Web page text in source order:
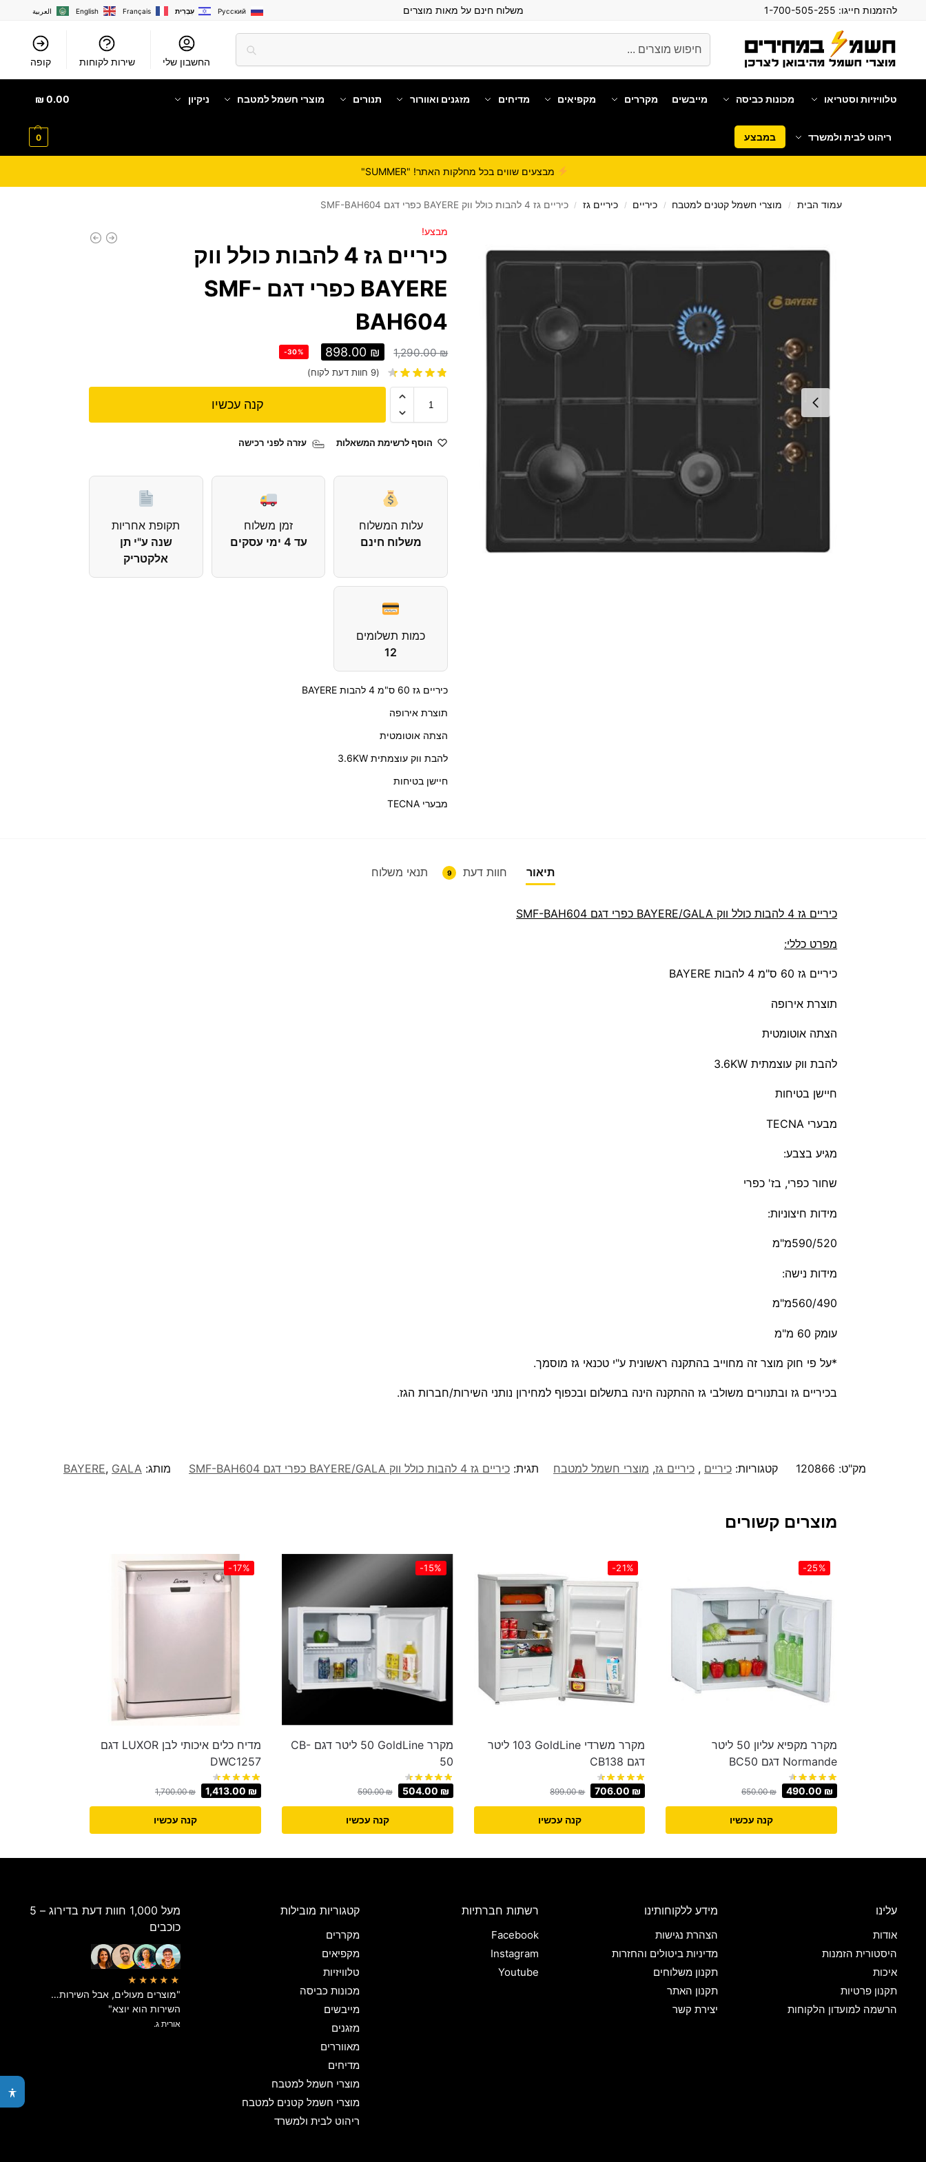
להזמנות חייגו: משלוח חינם על מאות מוצרים العربية English Français עִבְרִית Русский
החשבון שלי שירות לקוחות קופה
טלוויזיות וסטריאו מכונות כביסה מייבשים מקררים מקפיאים מדיחים מזגנים ואוורור תנורים מוצרי חשמל למטבח ניקיון
ריהוט לבית ולמשרד במבצע
0.00
₪
0
מבצעים שווים בכל מחלקות האתר! "SUMMER"
עמוד הבית / מוצרי חשמל קטנים למטבח / כיריים / כיריים גז / כיריים גז 4 להבות כולל ווק BAYERE כפרי דגם SMF-BAH604
מבצע!
כיריים גז 4 להבות כולל ווק
BAYERE כפרי דגם SMF-
BAH604
1,290.00₪
898.00 ₪
-30%
(
9 חוות דעת לקוח)
קנה עכשיו
הוסף לרשימת המשאלות עזרה לפני רכישה
עלות המשלוח
משלוח חינם
זמן משלוח
עד 4 ימי עסקים
תקופת אחריות
שנה ע"י תן
אלקטריק
כמות תשלומים
12
כיריים גז 60 ס"מ 4 להבות BAYERE
תוצרת אירופה
הצתה אוטומטית
להבת ווק עוצמתית 3.6KW
חיישן בטיחות
מבערי TECNA
תיאור חוות דעת 9 תנאי משלוח
כיריים גז 4 להבות כולל ווק BAYERE/GALA כפרי דגם SMF-BAH604
מפרט כללי:
כיריים גז 60 ס"מ 4 להבות BAYERE
תוצרת אירופה
הצתה אוטומטית
להבת ווק עוצמתית 3.6KW
חיישן בטיחות
מבערי TECNA
מגיע בצבע:
שחור כפרי, בז' כפרי
מידות חיצוניות:
590/520מ"מ
מידות נישה:
560/490מ"מ
עומק
*על פי חוק מוצר זה מחוייב בהתקנה ראשונית ע"י טכנאי גז מוסמך.
בכיריים גז ובתנורים משולבי גז ההתקנה הינה בתשלום ובכפוף למחירון נותני השירות/חברות הגז.
מק"ט: 120866 קטגוריות: כיריים , כיריים גז, מוצרי חשמל למטבח תגית: כיריים גז 4 להבות כולל ווק BAYERE/GALA כפרי דגם SMF-BAH604 מותג: BAYERE, GALA
מוצרים קשורים
-25%
מקרר מקפיא עליון ‏50 ‏ליטר
Normande דגם BC50
650.00₪ 490.00 ₪
קנה עכשיו
-21%
מקרר משרדי GoldLine ‏103 ‏ליטר
דגם CB138
899.00₪ 706.00 ₪
קנה עכשיו
-15%
מקרר GoldLine ‏50 ‏ליטר דגם CB-
50
590.00₪ 504.00 ₪
קנה עכשיו
-17%
מדיח כלים איכותי לבן LUXOR דגם
DWC1257
1,700.00₪ 1,413.00 ₪
קנה עכשיו
עלינו
אודות
היסטורית הזמנות
איכות
תקנון פרטיות
הרשמה למועדון הלקוחות
מידע ללקוחותינו
הצהרת נגישות
מדיניות ביטולים והחזרות
תקנון משלוחים
תקנון האתר
יצירת קשר
רשתות חברתיות
Facebook
Instagram
Youtube
קטגוריות מובילות
מקררים
מקפיאים
טלוויזיות
מכונות כביסה
מייבשים
מזגנים
מאווררים
מדיחים
מוצרי חשמל למטבח
מוצרי חשמל קטנים למטבח
ריהוט לבית ולמשרד
מעל 1,000 חוות דעת בדירוג – 5
כוכבים
★★★★★
"מוצרים מעולים, אבל השירות…
השירות הוא יוצא"
אורית ג.